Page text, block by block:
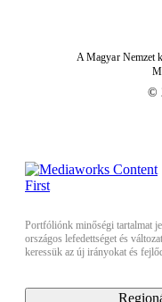
A Magyar Nemzet
©
Portfóliónk minőségi tartalmat
országos lefedettséget és
keressük az új irányokat és